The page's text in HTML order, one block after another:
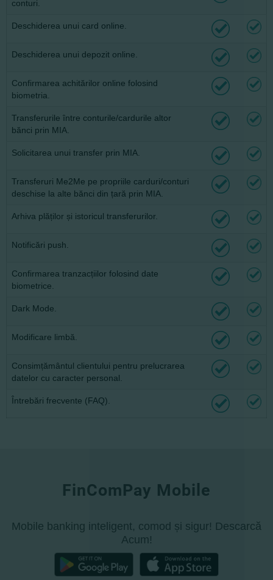
conturi.
Deschiderea unui card online.
Deschiderea unui depozit online.
Confirmarea achitărilor online folosind
biometria.
Transferurile între conturile/cardurile altor
bănci prin MIA.
Solicitarea unui transfer prin MIA.
Transferuri Me2Me pe propriile carduri/conturi
deschise la alte bănci din țară prin MIA.
Arhiva plăților și istoricul transferurilor.
Notificări push.
Confirmarea tranzacțiilor folosind date
biometrice.
Dark Mode.
Modificare limbă.
Consimțământul clientului pentru prelucrarea
datelor cu caracter personal.
Întrebări frecvente (FAQ).
FinComPay Mobile
Mobile banking inteligent, comod și sigur! Descarcă
Acum!